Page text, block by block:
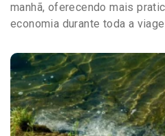
manhã, oferecendo mais
economia durante toda a